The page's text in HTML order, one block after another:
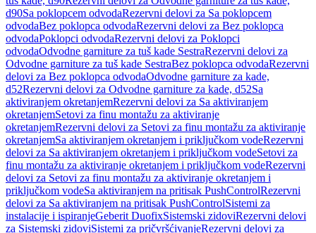
d90Sa poklopcem odvodaRezervni delovi za Sa poklopcem
odvodaBez poklopca odvodaRezervni delovi za Bez poklopca
odvodaPoklopci odvodaRezervni delovi za Poklopci
odvodaOdvodne garniture za tuš kade SestraRezervni delovi za
Odvodne garniture za tuš kade SestraBez poklopca odvodaRezervni
delovi za Bez poklopca odvodaOdvodne garniture za kade,
d52Rezervni delovi za Odvodne garniture za kade, d52Sa
aktiviranjem okretanjemRezervni delovi za Sa aktiviranjem
okretanjemSetovi za finu montažu za aktiviranje
okretanjemRezervni delovi za Setovi za finu montažu za aktiviranje
okretanjemSa aktiviranjem okretanjem i priključkom vodeRezervni
delovi za Sa aktiviranjem okretanjem i priključkom vodeSetovi za
finu montažu za aktiviranje okretanjem i priključkom vodeRezervni
delovi za Setovi za finu montažu za aktiviranje okretanjem i
priključkom vodeSa aktiviranjem na pritisak PushControlRezervni
delovi za Sa aktiviranjem na pritisak PushControlSistemi za
instalacije i ispiranjeGeberit DuofixSistemski zidoviRezervni delovi
za Sistemski zidoviSistemi za pričvršćivanjeRezervni delovi za